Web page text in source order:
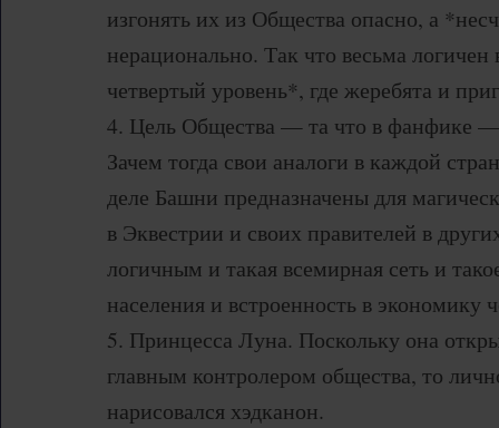
изгонять их из Общества опасно, а
нерационально. Так что весьма
четвертый уровень*, где жеребята и
4. Цель Общества — та что в фанфике
Зачем тогда свои аналоги в каждой
деле Башни предназначены для
в Эквестрии и своих правителей в
логичным и такая всемирная сеть и
населения и встроенность в экономику
5. Принцесса Луна. Поскольку она
главным контролером общества, то
нарисовался хэдканон.